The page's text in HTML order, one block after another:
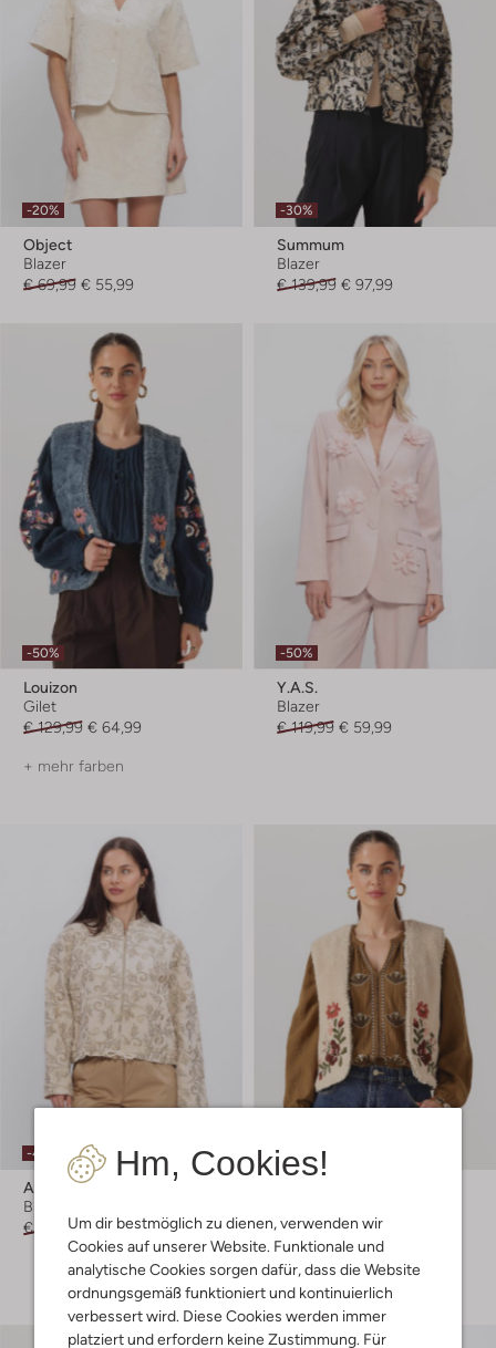
Hm, Cookies!
Um dir bestmöglich zu dienen, verwenden wir
Cookies auf unserer Website. Funktionale und
analytische Cookies sorgen dafür, dass die Website
ordnungsgemäß funktioniert und kontinuierlich
verbessert wird. Diese Cookies werden immer
platziert und erfordern keine Zustimmung. Für
-20%
Object
Blazer
€ 69,99 € 55,99
-30%
Summum
Blazer
€ 139,99 € 97,99
-50%
Louizon
Gilet
€ 129,99 € 64,99
+ mehr farben
-50%
Y.a.s.
Blazer
€ 119,99 € 59,99
-40%
Aaiko
Blazer
€ 169,99 € 101,99
-50%
€ 129,99 € 64,99
+ mehr farben